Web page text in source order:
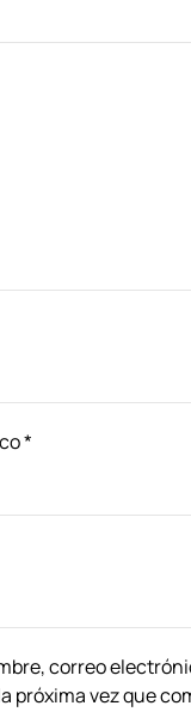
*
correo
próxima vez que